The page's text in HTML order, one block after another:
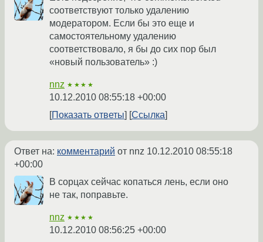
соответствуют только удалению
модератором. Если бы это еще и
самостоятельному удалению
соответствовало, я бы до сих пор был
«новый пользователь» :)
nnz ★★★★
10.12.2010 08:55:18 +00:00
Показать ответы
Ссылка
Ответ на: комментарий от nnz 10.12.2010 08:55:18
+00:00
В сорцах сейчас копаться лень, если оно
не так, поправьте.
nnz ★★★★
10.12.2010 08:56:25 +00:00